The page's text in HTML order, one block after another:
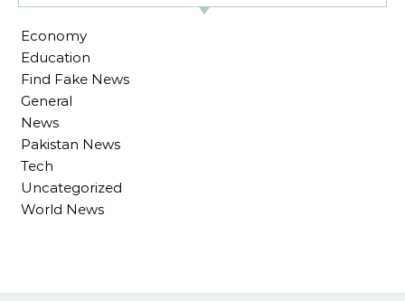
Economy
Education
Find Fake News
General
News
Pakistan News
Tech
Uncategorized
World News